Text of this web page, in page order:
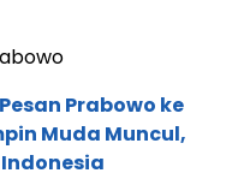
Pesan Prabowo ke
Muda Muncul,